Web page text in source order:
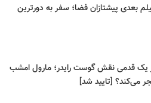
بعدی پیشتازان فضا؛ سفر به دورترین
یک قدمی نقش گوست رایدر؛ مارول امشب
می‌کند؟ [تایید شد]